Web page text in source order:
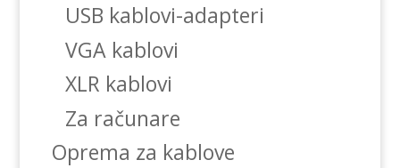
USB kablovi-adapteri
VGA kablovi
XLR kablovi
Za računare
Oprema za kablove